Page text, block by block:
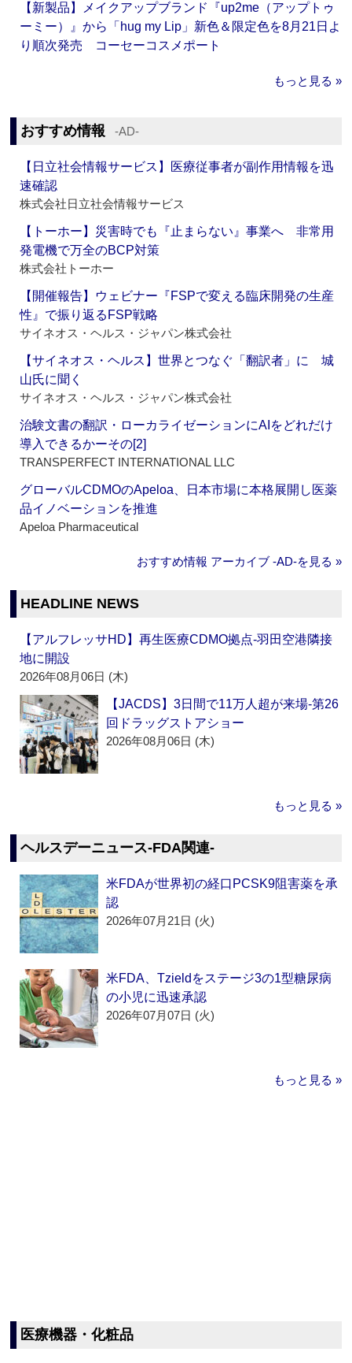
【新製品】メイクアップブランド『up2me（アップトゥ
ーミー）』から「hug my Lip」新色＆限定色を8月21日よ
り順次発売 コーセーコスメポート
もっと見る »
おすすめ情報 ‐AD‐
【日立社会情報サービス】医療従事者が副作用情報を迅
速確認
株式会社日立社会情報サービス
【トーホー】災害時でも『止まらない』事業へ 非常用
発電機で万全のBCP対策
株式会社トーホー
【開催報告】ウェビナー『FSPで変える臨床開発の生産
性』で振り返るFSP戦略
サイネオス・ヘルス・ジャパン株式会社
【サイネオス・ヘルス】世界とつなぐ「翻訳者」に 城
山氏に聞く
サイネオス・ヘルス・ジャパン株式会社
治験文書の翻訳・ローカライゼーションにAIをどれだけ
導入できるかーその[2]
TRANSPERFECT INTERNATIONAL LLC
グローバルCDMOのApeloa、日本市場に本格展開し医薬
品イノベーションを推進
Apeloa Pharmaceutical
おすすめ情報 アーカイブ ‐AD‐を見る »
HEADLINE NEWS
【アルフレッサHD】再生医療CDMO拠点‐羽田空港隣接
地に開設
2026年08月06日 (木)
【JACDS】3日間で11万人超が来場‐第26
回ドラッグストアショー
2026年08月06日 (木)
もっと見る »
ヘルスデーニュース‐FDA関連‐
米FDAが世界初の経口PCSK9阻害薬を承
認
2026年07月21日 (火)
米FDA、Tzieldをステージ3の1型糖尿病
の小児に迅速承認
2026年07月07日 (火)
もっと見る »
医療機器・化粧品